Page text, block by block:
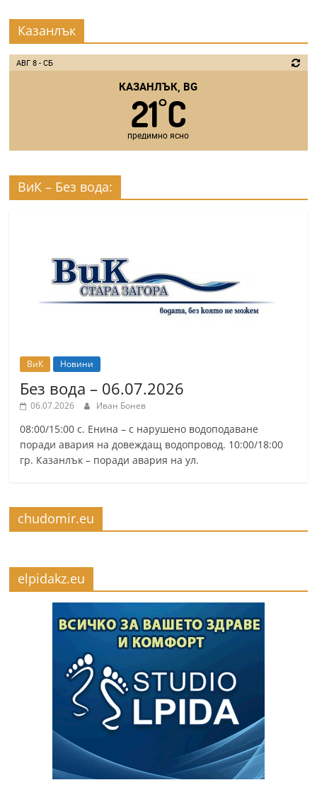
Казанлък
АВГ 8 - СБ
КАЗАНЛЪК, BG
21°C
предимно ясно
ВиК – Без вода:
ВиК Новини
Без вода – 06.07.2026
06.07.2026 Иван Бонев
08:00/15:00 с. Енина – с нарушено водоподаване
поради авария на довеждащ водопровод. 10:00/18:00
гр. Казанлък – поради авария на ул.
chudomir.eu
elpidakz.eu